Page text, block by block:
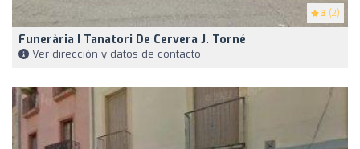
3 (2)
Funerària I Tanatori De Cervera J. Torné
Ver dirección y datos de contacto